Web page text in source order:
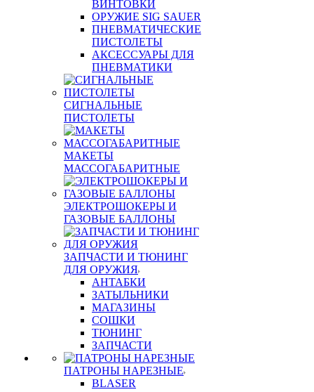
ВИНТОВКИ
ОРУЖИЕ SIG SAUER
ПНЕВМАТИЧЕСКИЕ
ПИСТОЛЕТЫ
АКСЕССУАРЫ ДЛЯ
ПНЕВМАТИКИ
СИГНАЛЬНЫЕ
ПИСТОЛЕТЫ
МАКЕТЫ
МАССОГАБАРИТНЫЕ
ЭЛЕКТРОШОКЕРЫ И
ГАЗОВЫЕ БАЛЛОНЫ
ЗАПЧАСТИ И ТЮНИНГ
ДЛЯ ОРУЖИЯ
АНТАБКИ
ЗАТЫЛЬНИКИ
МАГАЗИНЫ
СОШКИ
ТЮНИНГ
ЗАПЧАСТИ
ПАТРОНЫ НАРЕЗНЫЕ
BLASER